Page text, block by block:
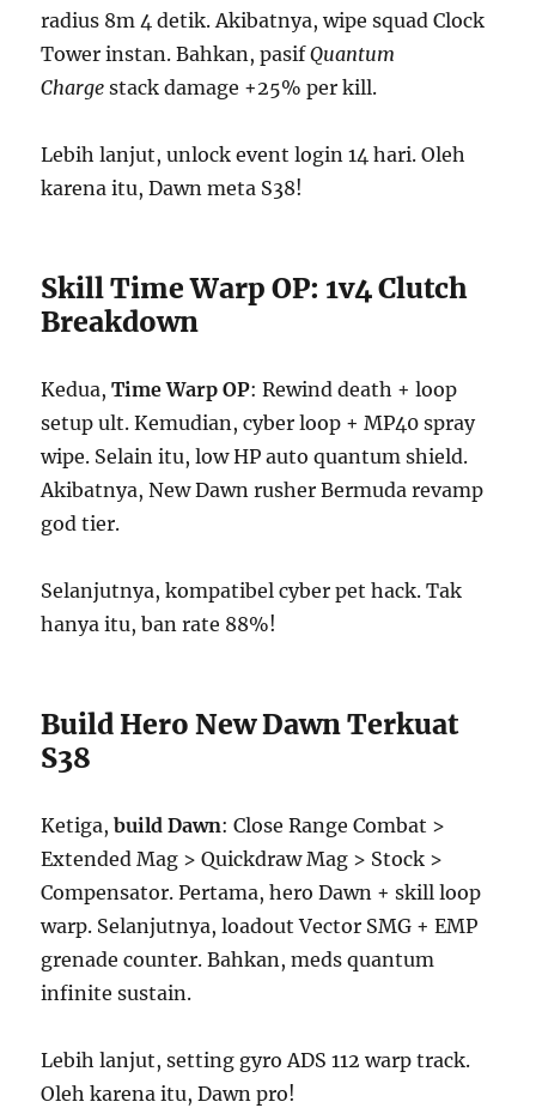
radius 8m 4 detik. Akibatnya, wipe squad Clock
Tower instan. Bahkan, pasifQuantum
Charge stack damage +25% per kill.
Lebih lanjut, unlock event login 14 hari. Oleh
karena itu, Dawn meta S38!
Skill Time Warp OP: 1v4 Clutch
Breakdown
Kedua,Time Warp OP: Rewind death + loop
setup ult. Kemudian, cyber loop + MP40 spray
wipe. Selain itu, low HP auto quantum shield.
Akibatnya, New Dawn rusher Bermuda revamp
god tier.
Selanjutnya, kompatibel cyber pet hack. Tak
hanya itu, ban rate 88%!
Build Hero New Dawn Terkuat
S38
Ketiga,build Dawn: Close Range Combat >
Extended Mag > Quickdraw Mag > Stock >
Compensator. Pertama, hero Dawn + skill loop
warp. Selanjutnya, loadout Vector SMG + EMP
grenade counter. Bahkan, meds quantum
infinite sustain.
Lebih lanjut, setting gyro ADS 112 warp track.
Oleh karena itu, Dawn pro!